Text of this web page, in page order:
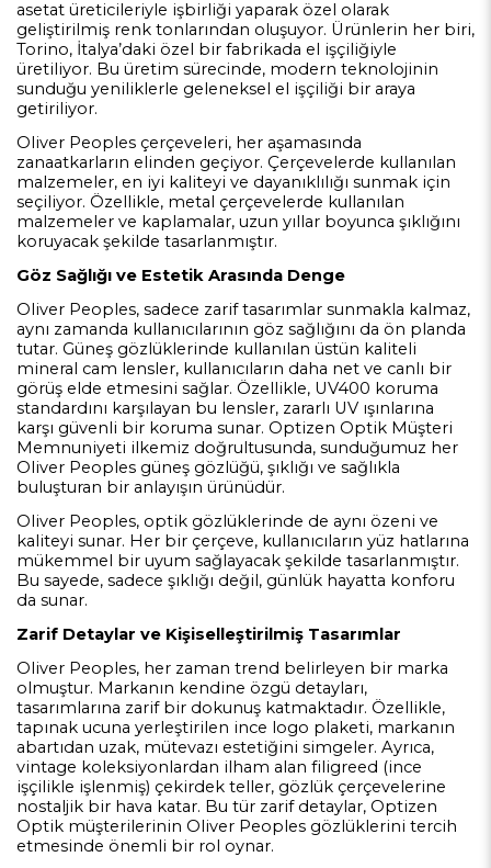
asetat üreticileriyle işbirliği yaparak özel olarak
geliştirilmiş renk tonlarından oluşuyor. Ürünlerin her biri,
Torino, İtalya’daki özel bir fabrikada el işçiliğiyle
üretiliyor. Bu üretim sürecinde, modern teknolojinin
sunduğu yeniliklerle geleneksel el işçiliği bir araya
getiriliyor.
Oliver Peoples çerçeveleri, her aşamasında
zanaatkarların elinden geçiyor. Çerçevelerde kullanılan
malzemeler, en iyi kaliteyi ve dayanıklılığı sunmak için
seçiliyor. Özellikle, metal çerçevelerde kullanılan
malzemeler ve kaplamalar, uzun yıllar boyunca şıklığını
koruyacak şekilde tasarlanmıştır.
Göz Sağlığı ve Estetik Arasında Denge
Oliver Peoples, sadece zarif tasarımlar sunmakla kalmaz,
aynı zamanda kullanıcılarının göz sağlığını da ön planda
tutar. Güneş gözlüklerinde kullanılan üstün kaliteli
mineral cam lensler, kullanıcıların daha net ve canlı bir
görüş elde etmesini sağlar. Özellikle, UV400 koruma
standardını karşılayan bu lensler, zararlı UV ışınlarına
karşı güvenli bir koruma sunar. Optizen Optik Müşteri
Memnuniyeti ilkemiz doğrultusunda, sunduğumuz her
Oliver Peoples güneş gözlüğü, şıklığı ve sağlıkla
buluşturan bir anlayışın ürünüdür.
Oliver Peoples, optik gözlüklerinde de aynı özeni ve
kaliteyi sunar. Her bir çerçeve, kullanıcıların yüz hatlarına
mükemmel bir uyum sağlayacak şekilde tasarlanmıştır.
Bu sayede, sadece şıklığı değil, günlük hayatta konforu
da sunar.
Zarif Detaylar ve Kişiselleştirilmiş Tasarımlar
Oliver Peoples, her zaman trend belirleyen bir marka
olmuştur. Markanın kendine özgü detayları,
tasarımlarına zarif bir dokunuş katmaktadır. Özellikle,
tapınak ucuna yerleştirilen ince logo plaketi, markanın
abartıdan uzak, mütevazı estetiğini simgeler. Ayrıca,
vintage koleksiyonlardan ilham alan filigreed (ince
işçilikle işlenmiş) çekirdek teller, gözlük çerçevelerine
nostaljik bir hava katar. Bu tür zarif detaylar, Optizen
Optik müşterilerinin Oliver Peoples gözlüklerini tercih
etmesinde önemli bir rol oynar.